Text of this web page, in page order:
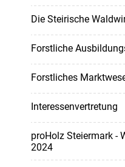
Die Steirische
Forstliche
Forstliches
Interessenvertretung
proHolz Steiermark -
2024